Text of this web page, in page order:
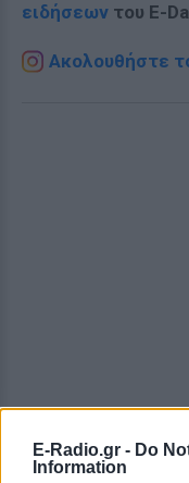
E-Radio.gr - Do
Information
ειδήσεων του E-
Ακολουθήστε